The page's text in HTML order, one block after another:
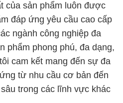
của sản phẩm luôn được
đáp ứng yêu cầu cao cấp
ngành công nghiệp đa
phẩm phong phú, đa dạng,
cam kết mang đến sự đa
từ nhu cầu cơ bản đến
trong các lĩnh vực khác